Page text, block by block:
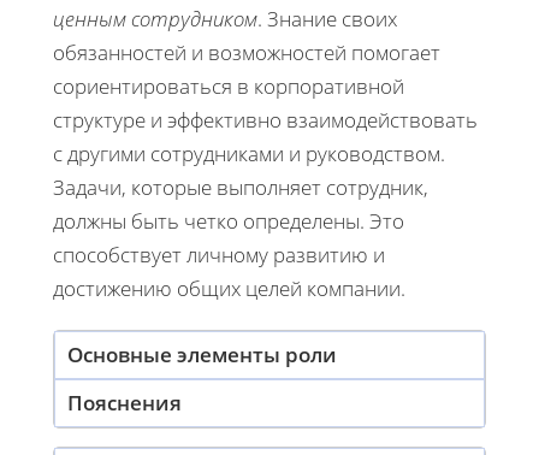
ценным сотрудником. Знание своих
обязанностей и возможностей помогает
сориентироваться в корпоративной
структуре и эффективно взаимодействовать
с другими сотрудниками и руководством.
Задачи, которые выполняет сотрудник,
должны быть четко определены. Это
способствует личному развитию и
достижению общих целей компании.
Основные элементы роли
Пояснения